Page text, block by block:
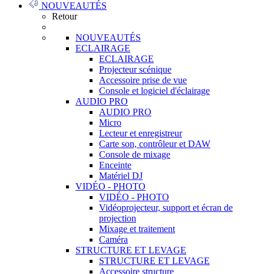
NOUVEAUTÉS
Retour
NOUVEAUTÉS
ECLAIRAGE
ECLAIRAGE
Projecteur scénique
Accessoire prise de vue
Console et logiciel d'éclairage
AUDIO PRO
AUDIO PRO
Micro
Lecteur et enregistreur
Carte son, contrôleur et DAW
Console de mixage
Enceinte
Matériel DJ
VIDÉO - PHOTO
VIDÉO - PHOTO
Vidéoprojecteur, support et écran de
projection
Mixage et traitement
Caméra
STRUCTURE ET LEVAGE
STRUCTURE ET LEVAGE
Accessoire structure